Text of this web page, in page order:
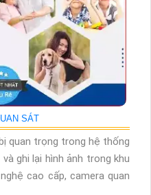
SÁT
quan trọng trong hệ thống
ghi lại hình ảnh trong khu
cao cấp, camera quan